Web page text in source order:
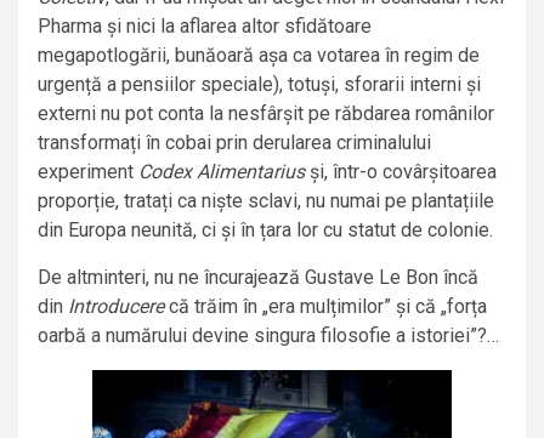
Pharma și nici la aflarea altor sfidătoare
megapotlogării, bunăoară așa ca votarea în regim de
urgență a pensiilor speciale), totuși, sforarii interni și
externi nu pot conta la nesfârșit pe răbdarea românilor
transformați în cobai prin derularea criminalului
experiment Codex Alimentariusși, într-o covârșitoarea
proporție, tratați ca niște sclavi, nu numai pe plantațiile
din Europa neunită, ci și în țara lor cu statut de colonie.
De altminteri, nu ne încurajează Gustave Le Bon încă
din Introducerecă trăim în „era mulțimilor” și că „forța
oarbă a numărului devine singura filosofie a istoriei”?…